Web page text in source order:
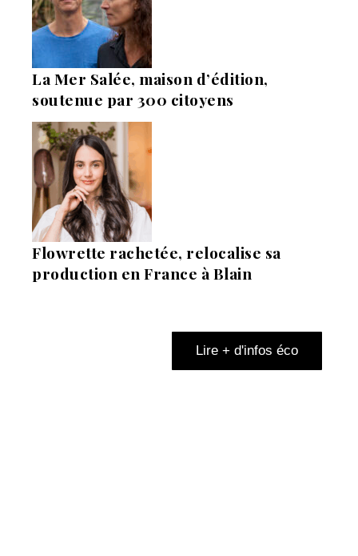
La Mer Salée, maison d’édition,
soutenue par 300 citoyens
Flowrette rachetée, relocalise sa
production en France à Blain
Lire + d'infos éco